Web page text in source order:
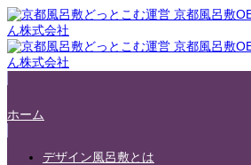
ホーム
デザイン風呂敷とは